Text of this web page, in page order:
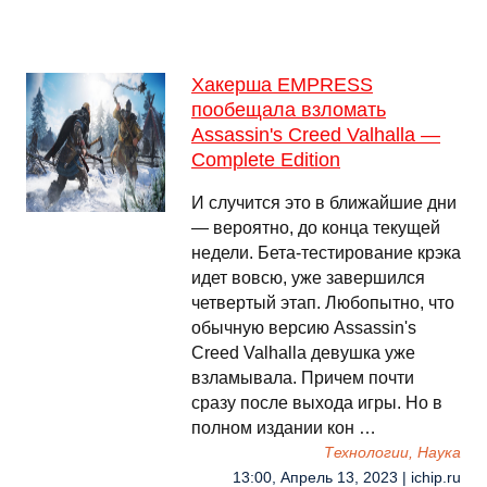
Хакерша EMPRESS
пообещала взломать
Assassin's Creed Valhalla —
Complete Edition
И случится это в ближайшие дни
— вероятно, до конца текущей
недели. Бета-тестирование крэка
идет вовсю, уже завершился
четвертый этап. Любопытно, что
обычную версию Assassin's
Creed Valhalla девушка уже
взламывала. Причем почти
сразу после выхода игры. Но в
полном издании кон …
Технологии, Наука
13:00, Апрель 13, 2023 | ichip.ru